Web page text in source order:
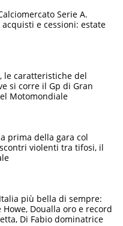
Serie A.
e cessioni: estate
le caratteristiche del
si corre il Gp di Gran
Motomondiale
prima della gara col
violenti tra tifosi, il
più bella di sempre:
Howe, Doualla oro e record
Di Fabio dominatrice